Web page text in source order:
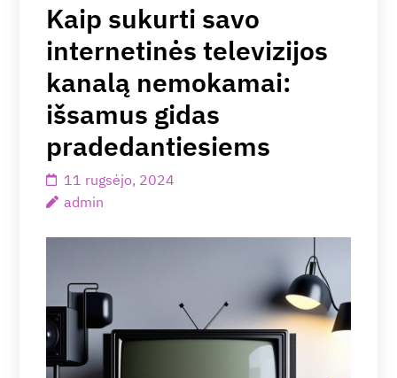
Kaip sukurti savo
internetinės televizijos
kanalą nemokamai:
išsamus gidas
pradedantiesiems
11 rugsėjo, 2024
admin